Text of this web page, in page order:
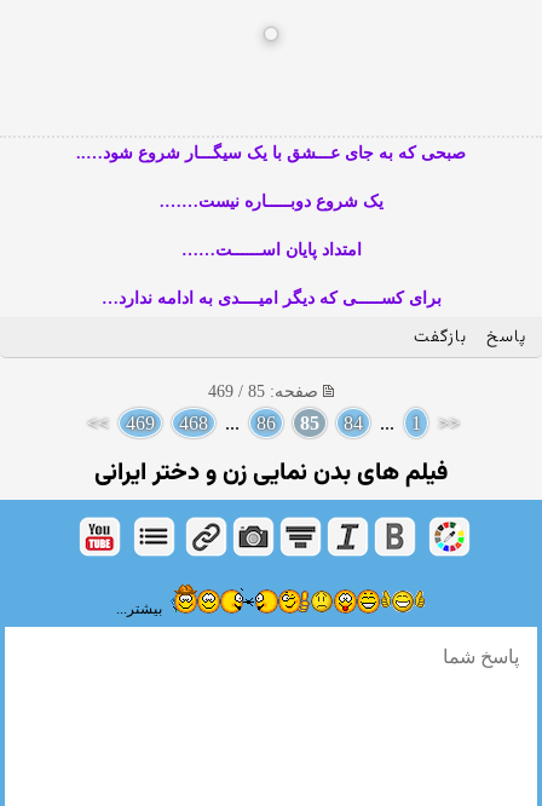
صبحی که به جای عـــشق با یک سیگـــار شروع شود…..
یک شروع دوبـــــاره نیست…….
امتداد پایان اســــــت……
برای کســـــی که دیگر امیــــدی به ادامه ندارد…
پاسخ بازگفت
صفحه: 85 / 469
<<
1
...
84
85
86
...
468
469
>>
فیلم های بدن نمایی زن و دختر ایرانی
بیشتر...